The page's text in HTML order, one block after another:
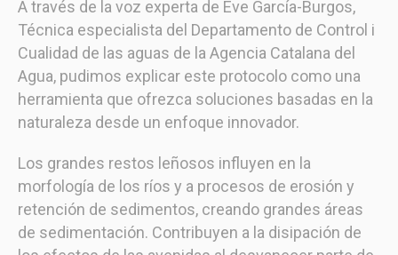
A través de la voz experta de Eve García-Burgos,
Técnica especialista del Departamento de Control i
Cualidad de las aguas de la Agencia Catalana del
Agua, pudimos explicar este protocolo como una
herramienta que ofrezca soluciones basadas en la
naturaleza desde un enfoque innovador.
Los grandes restos leñosos influyen en la
morfología de los ríos y a procesos de erosión y
retención de sedimentos, creando grandes áreas
de sedimentación. Contribuyen a la disipación de